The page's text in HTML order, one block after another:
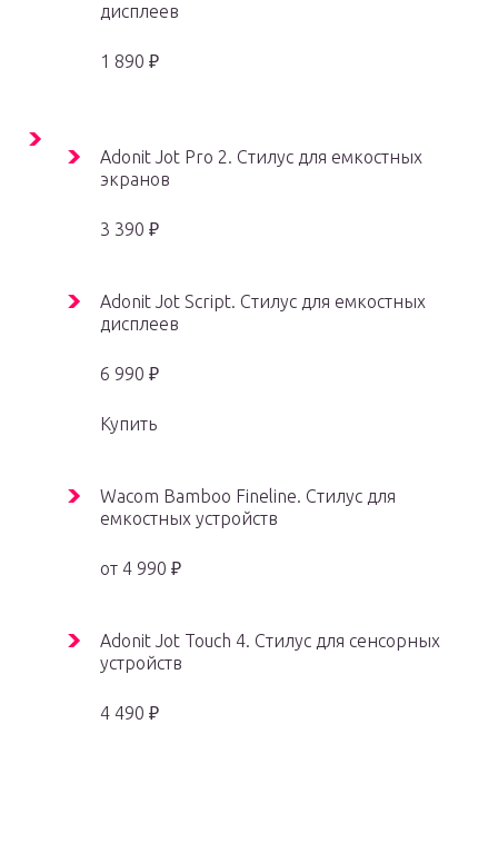
дисплеев
1 890 ₽
Adonit Jot Pro 2. Стилус для емкостных
экранов
3 390 ₽
Adonit Jot Script. Стилус для емкостных
дисплеев
6 990 ₽
Купить
Wacom Bamboo Fineline. Стилус для
емкостных устройств
от 4 990 ₽
Adonit Jot Touch 4. Стилус для сенсорных
устройств
4 490 ₽